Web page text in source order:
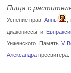
Пища с
Успение прав.Анны
диакониссы и
Унженского. Память V
Александрапресвитера.